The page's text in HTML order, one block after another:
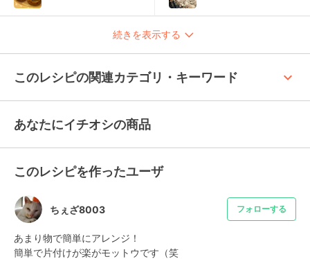
続きを表示する
このレシピの関連カテゴリ・キーワード keyboard_arrow_up
あなたにイチオシの商品
このレシピを作ったユーザ
ちぇざ8003 フォローする
あまり物で簡単にアレンジ！
簡単で片付けが楽がモットウです（笑